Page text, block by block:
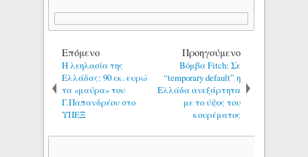
Επόμενο
Η λεηλασία της
Ελλάδας: 90 εκ. ευρώ
τα «μαύρα» του
Γ.Παπανδρέου στο
ΥΠΕΞ
Προηγούμενο
Βόμβα Fitch: Σε
“temporary default” η
Ελλάδα ανεξάρτητα
με το ύψος του
κουρέματος